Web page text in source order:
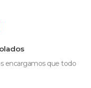
encargamos que todo